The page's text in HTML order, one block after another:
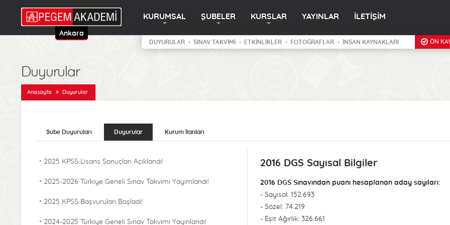
Ankara
KURUMSAL ŞUBELER KURSLAR YAYINLAR İLETİŞİM
DUYURULAR SINAV TAKVİMİ ETKİNLİKLER FOTOĞRAFLAR İNSAN KAYNAKLARI ÖN
Duyurular
Anasayfa Duyurular
Şube Duyuruları Duyurular Kurum İlanları
2025 KPSS Lisans Sonuçları Açıklandı!
2025-2026 Türkiye Geneli Sınav Takvimi Yayımlandı!
2025 KPSS Başvuruları Başladı!
2024-2025 Türkiye Geneli Sınav Takvimi Yayınlandı!
2016 DGS Sayısal Bilgiler
2016 DGS Sınavından puanı hesaplanan aday sayıları:
- Sayısal: 152.693
- Sözel: 74.219
- Eşit Ağırlık: 326.661